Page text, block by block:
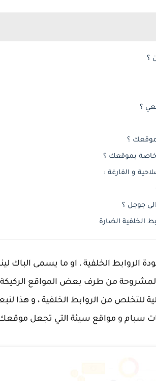
و الفارغة :
جوجل ؟
الخلفية الضارة
الخلفية ، او ما يسمى الباك
من طرف بعض المواقع الركيكة
للتخلص من الروابط الخلفية ، و هذا
سبام و مواقع سيئة التي تجعل